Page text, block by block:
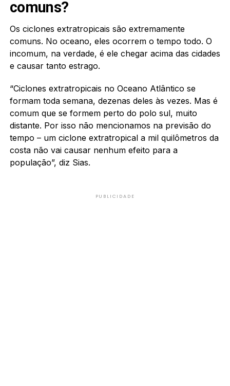
comuns?
Os ciclones extratropicais são extremamente
comuns. No oceano, eles ocorrem o tempo todo. O
incomum, na verdade, é ele chegar acima das cidades
e causar tanto estrago.
“Ciclones extratropicais no Oceano Atlântico se
formam toda semana, dezenas deles às vezes. Mas é
comum que se formem perto do polo sul, muito
distante. Por isso não mencionamos na previsão do
tempo – um ciclone extratropical a mil quilômetros da
costa não vai causar nenhum efeito para a
população”, diz Sias.
PUBLICIDADE